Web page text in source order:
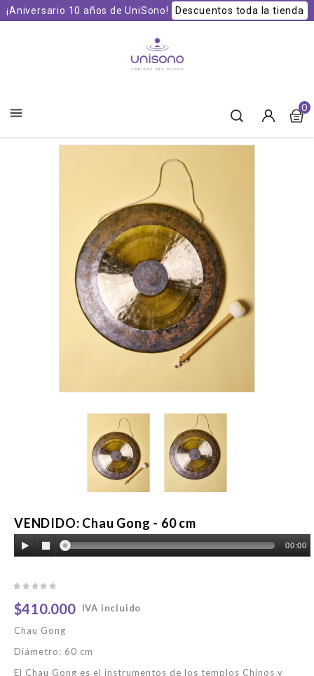
¡Aniversario 10 años de UniSono! Descuentos toda la tienda
 0
VENDIDO: Chau Gong - 60 cm
00:00
$410.000
IVA incluido
Chau Gong
Diámetro: 60 cm
El Chau Gong es el instrumentos de los templos Chinos y